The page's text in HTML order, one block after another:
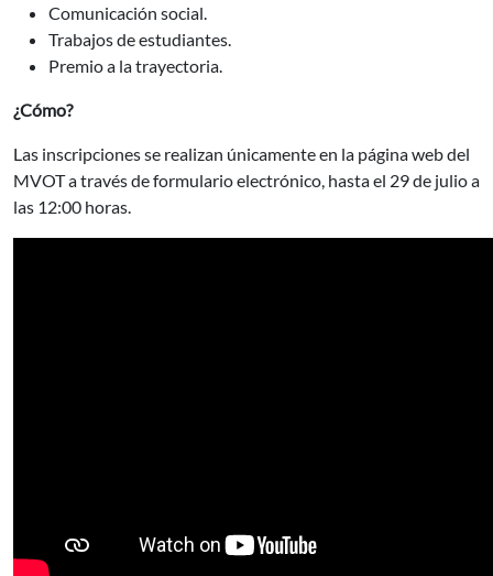
Comunicación social.
Trabajos de estudiantes.
Premio a la trayectoria.
¿Cómo?
Las inscripciones se realizan únicamente en la página web del
MVOT a través de formulario electrónico, hasta el 29 de julio a
las 12:00 horas.